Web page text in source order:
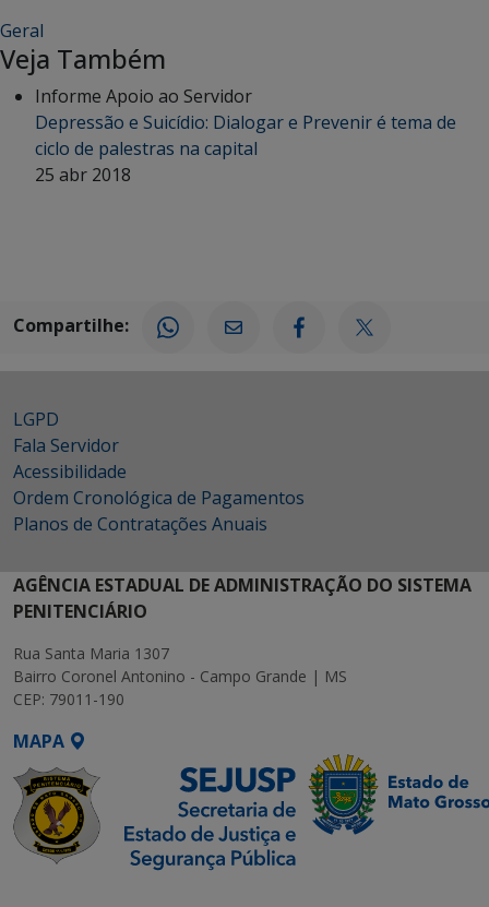
Geral
Veja Também
Informe Apoio ao Servidor
Depressão e Suicídio: Dialogar e Prevenir é tema de
ciclo de palestras na capital
25 abr 2018
Compartilhe:
LGPD
Fala Servidor
Acessibilidade
Ordem Cronológica de Pagamentos
Planos de Contratações Anuais
AGÊNCIA ESTADUAL DE ADMINISTRAÇÃO DO SISTEMA
PENITENCIÁRIO
Rua Santa Maria 1307
Bairro Coronel Antonino - Campo Grande | MS
CEP: 79011-190
MAPA